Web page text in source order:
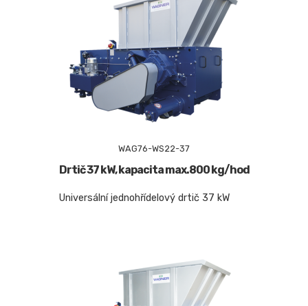
WAG76-WS22-37
Drtič 37 kW, kapacita max.800 kg/hod
Universální jednohřídelový drtič 37 kW